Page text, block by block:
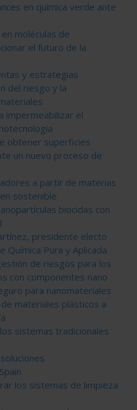
en química verde ante
moléculas de
el futuro de la
y estrategias
del riesgo y la
impermeabilizar el
obtener superficies
un nuevo proceso de
a partir de materias
sostenible
biocidas con
presidente electo
Química Pura y Aplicada
de riesgos para los
con componentes nano
para nanomateriales
materiales plásticos a
sistemas tradicionales
los sistemas de limpieza